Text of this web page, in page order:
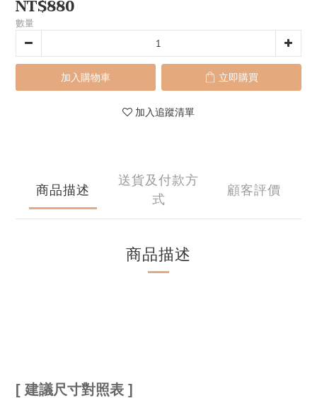
NT$880
數量
加入購物車 立即購買
加入追蹤清單
商品描述
送貨及付款方
式
顧客評價
商品描述
[ 建議尺寸對照表 ]